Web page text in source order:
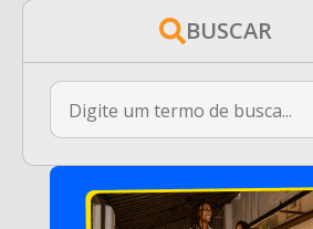
BUSCAR